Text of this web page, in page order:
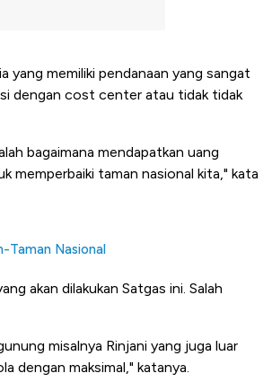
yang memiliki pendanaan yang sangat
dengan cost center atau tidak tidak
bagaimana mendapatkan uang
memperbaiki taman nasional kita," kata
Taman Nasional
akan dilakukan Satgas ini. Salah
misalnya Rinjani yang juga luar
dengan maksimal," katanya.